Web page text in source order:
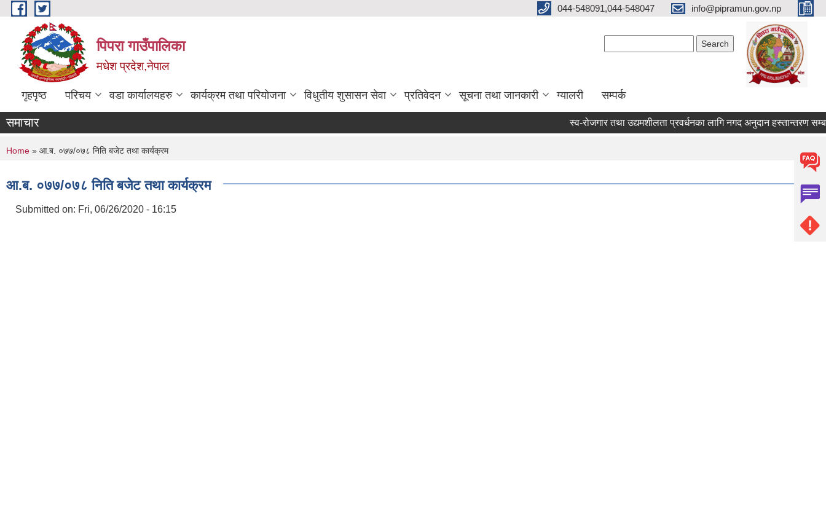
Skip to main content 044-548091,044-548047 info@pipramun.gov.np
पिपरा गाउँपालिका
मधेश प्रदेश,नेपाल
गृहपृष्ठ परिचय वडा कार्यालयहरु कार्यक्रम तथा परियोजना विधुतीय शुसासन सेवा प्रतिवेदन सूचना तथा जानकारी ग्यालरी सम्पर्क
समाचार स्व-रोजगार तथा उद्यमशीलता प्रवर्धनका लागि नगद अनुदान हस्तान्तरण
You are here
Home » आ.ब. ०७७/०७८ निति बजेट तथा कार्यक्रम
आ.ब. ०७७/०७८ निति बजेट तथा कार्यक्रम
Submitted on: Fri, 06/26/2020 - 16:15